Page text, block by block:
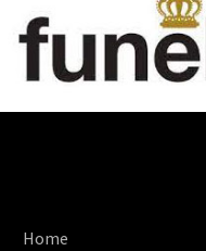
Home